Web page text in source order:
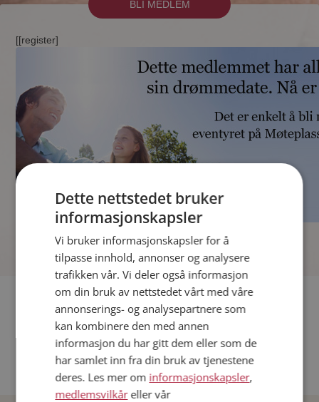
BLI MEDLEM
[[register]
Fler single
Date menn i Norge
Date kvinner i Norge
Dette nettstedet bruker
informasjonskapsler
Vi bruker informasjonskapsler for å
tilpasse innhold, annonser og analysere
trafikken vår. Vi deler også informasjon
om din bruk av nettstedet vårt med våre
annonserings- og analysepartnere som
kan kombinere den med annen
informasjon du har gitt dem eller som de
har samlet inn fra din bruk av tjenestene
deres. Les mer om informasjonskapsler,
medlemsvilkåreller vår